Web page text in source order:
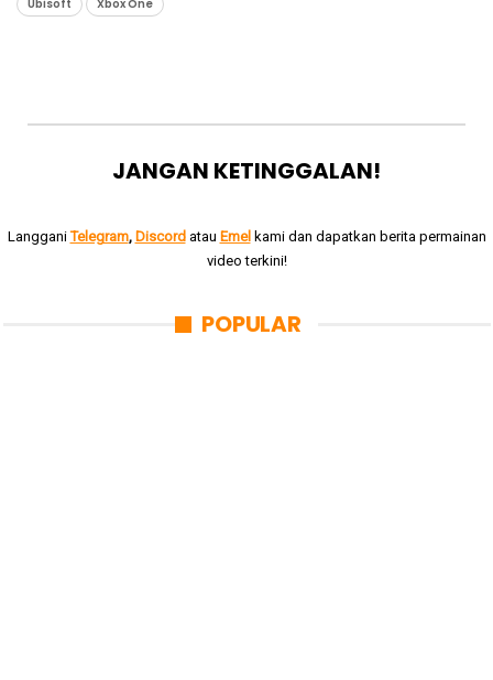
Ubisoft Xbox One
JANGAN KETINGGALAN!
LangganiTelegram, Discordatau Emel kami dan dapatkan berita permainan
video terkini!
POPULAR